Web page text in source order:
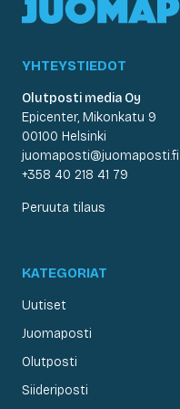
YHTEYSTIEDOT
Olutposti media Oy
Epicenter, Mikonkatu 9
00100 Helsinki
juomaposti@juomaposti.fi
+358 40 218 41 79
Peruuta tilaus
KATEGORIAT
Uutiset
Juomaposti
Olutposti
Siideriposti